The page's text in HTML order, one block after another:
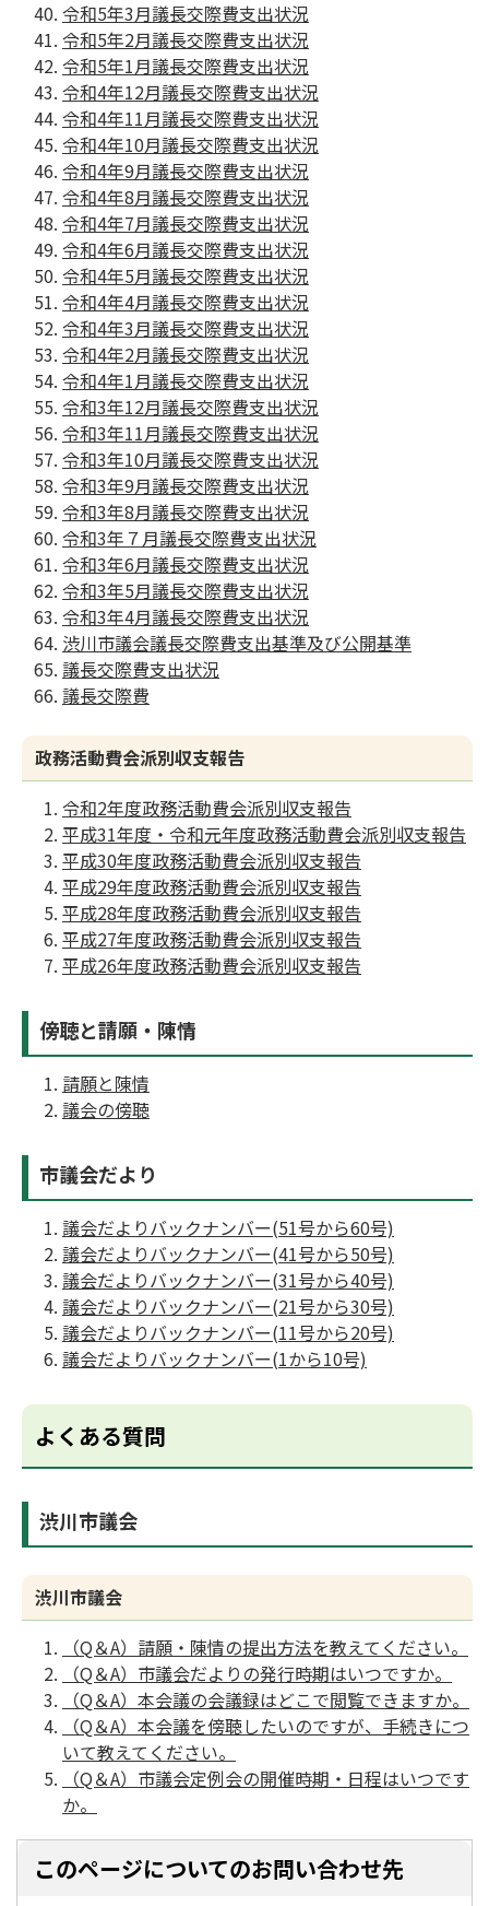
令和5年3月議長交際費支出状況
令和5年2月議長交際費支出状況
令和5年1月議長交際費支出状況
令和4年12月議長交際費支出状況
令和4年11月議長交際費支出状況
令和4年10月議長交際費支出状況
令和4年9月議長交際費支出状況
令和4年8月議長交際費支出状況
令和4年7月議長交際費支出状況
令和4年6月議長交際費支出状況
令和4年5月議長交際費支出状況
令和4年4月議長交際費支出状況
令和4年3月議長交際費支出状況
令和4年2月議長交際費支出状況
令和4年1月議長交際費支出状況
令和3年12月議長交際費支出状況
令和3年11月議長交際費支出状況
令和3年10月議長交際費支出状況
令和3年9月議長交際費支出状況
令和3年8月議長交際費支出状況
令和3年７月議長交際費支出状況
令和3年6月議長交際費支出状況
令和3年5月議長交際費支出状況
令和3年4月議長交際費支出状況
渋川市議会議長交際費支出基準及び公開基準
議長交際費支出状況
議長交際費
政務活動費会派別収支報告
令和2年度政務活動費会派別収支報告
平成31年度・令和元年度政務活動費会派別収支報告
平成30年度政務活動費会派別収支報告
平成29年度政務活動費会派別収支報告
平成28年度政務活動費会派別収支報告
平成27年度政務活動費会派別収支報告
平成26年度政務活動費会派別収支報告
傍聴と請願・陳情
請願と陳情
議会の傍聴
市議会だより
議会だよりバックナンバー(51号から60号)
議会だよりバックナンバー(41号から50号)
議会だよりバックナンバー(31号から40号)
議会だよりバックナンバー(21号から30号)
議会だよりバックナンバー(11号から20号)
議会だよりバックナンバー(1から10号)
よくある質問
渋川市議会
渋川市議会
（Q＆A）請願・陳情の提出方法を教えてください。
（Q＆A）市議会だよりの発行時期はいつですか。
（Q＆A）本会議の会議録はどこで閲覧できますか。
（Q＆A）本会議を傍聴したいのですが、手続きにつ
いて教えてください。
（Q＆A）市議会定例会の開催時期・日程はいつです
か。
このページについてのお問い合わせ先